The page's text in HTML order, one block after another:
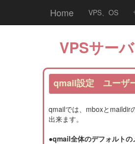
Home VPS、OS
VPSサー
qmail設定 ユーザ
qmailでは、mboxとmaildir
出来ます。
●qmail全体のデフォルトの